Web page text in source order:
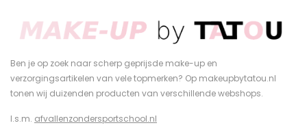
Ben je op zoek naar scherp geprijsde make-up en
verzorgingsartikelen van vele topmerken? Op makeupbytatou.nl
tonen wij duizenden producten van verschillende webshops.
I.s.m. afvallenzondersportschool.nl